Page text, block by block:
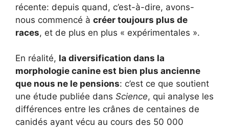
récente: depuis quand, c’est-à-dire, avons-
nous commencé à créer toujours plus de
races, et de plus en plus « expérimentales ».
En réalité, la diversification dans la
morphologie canine est bien plus ancienne
que nous ne le pensions: c’est ce que soutient
une étude publiée dans Science, qui analyse les
différences entre les crânes de centaines de
canidés ayant vécu au cours des 50 000